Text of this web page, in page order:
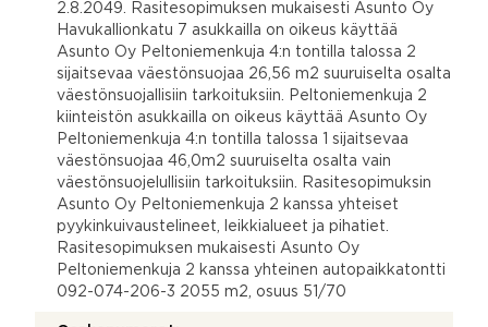
2.8.2049. Rasitesopimuksen mukaisesti Asunto Oy
Havukallionkatu 7 asukkailla on oikeus käyttää
Asunto Oy Peltoniemenkuja 4:n tontilla talossa 2
sijaitsevaa väestönsuojaa 26,56 m2 suuruiselta osalta
väestönsuojallisiin tarkoituksiin. Peltoniemenkuja 2
kiinteistön asukkailla on oikeus käyttää Asunto Oy
Peltoniemenkuja 4:n tontilla talossa 1 sijaitsevaa
väestönsuojaa 46,0m2 suuruiselta osalta vain
väestönsuojelullisiin tarkoituksiin. Rasitesopimuksin
Asunto Oy Peltoniemenkuja 2 kanssa yhteiset
pyykinkuivaustelineet, leikkialueet ja pihatiet.
Rasitesopimuksen mukaisesti Asunto Oy
Peltoniemenkuja 2 kanssa yhteinen autopaikkatontti
092-074-206-3 2055 m2, osuus 51/70